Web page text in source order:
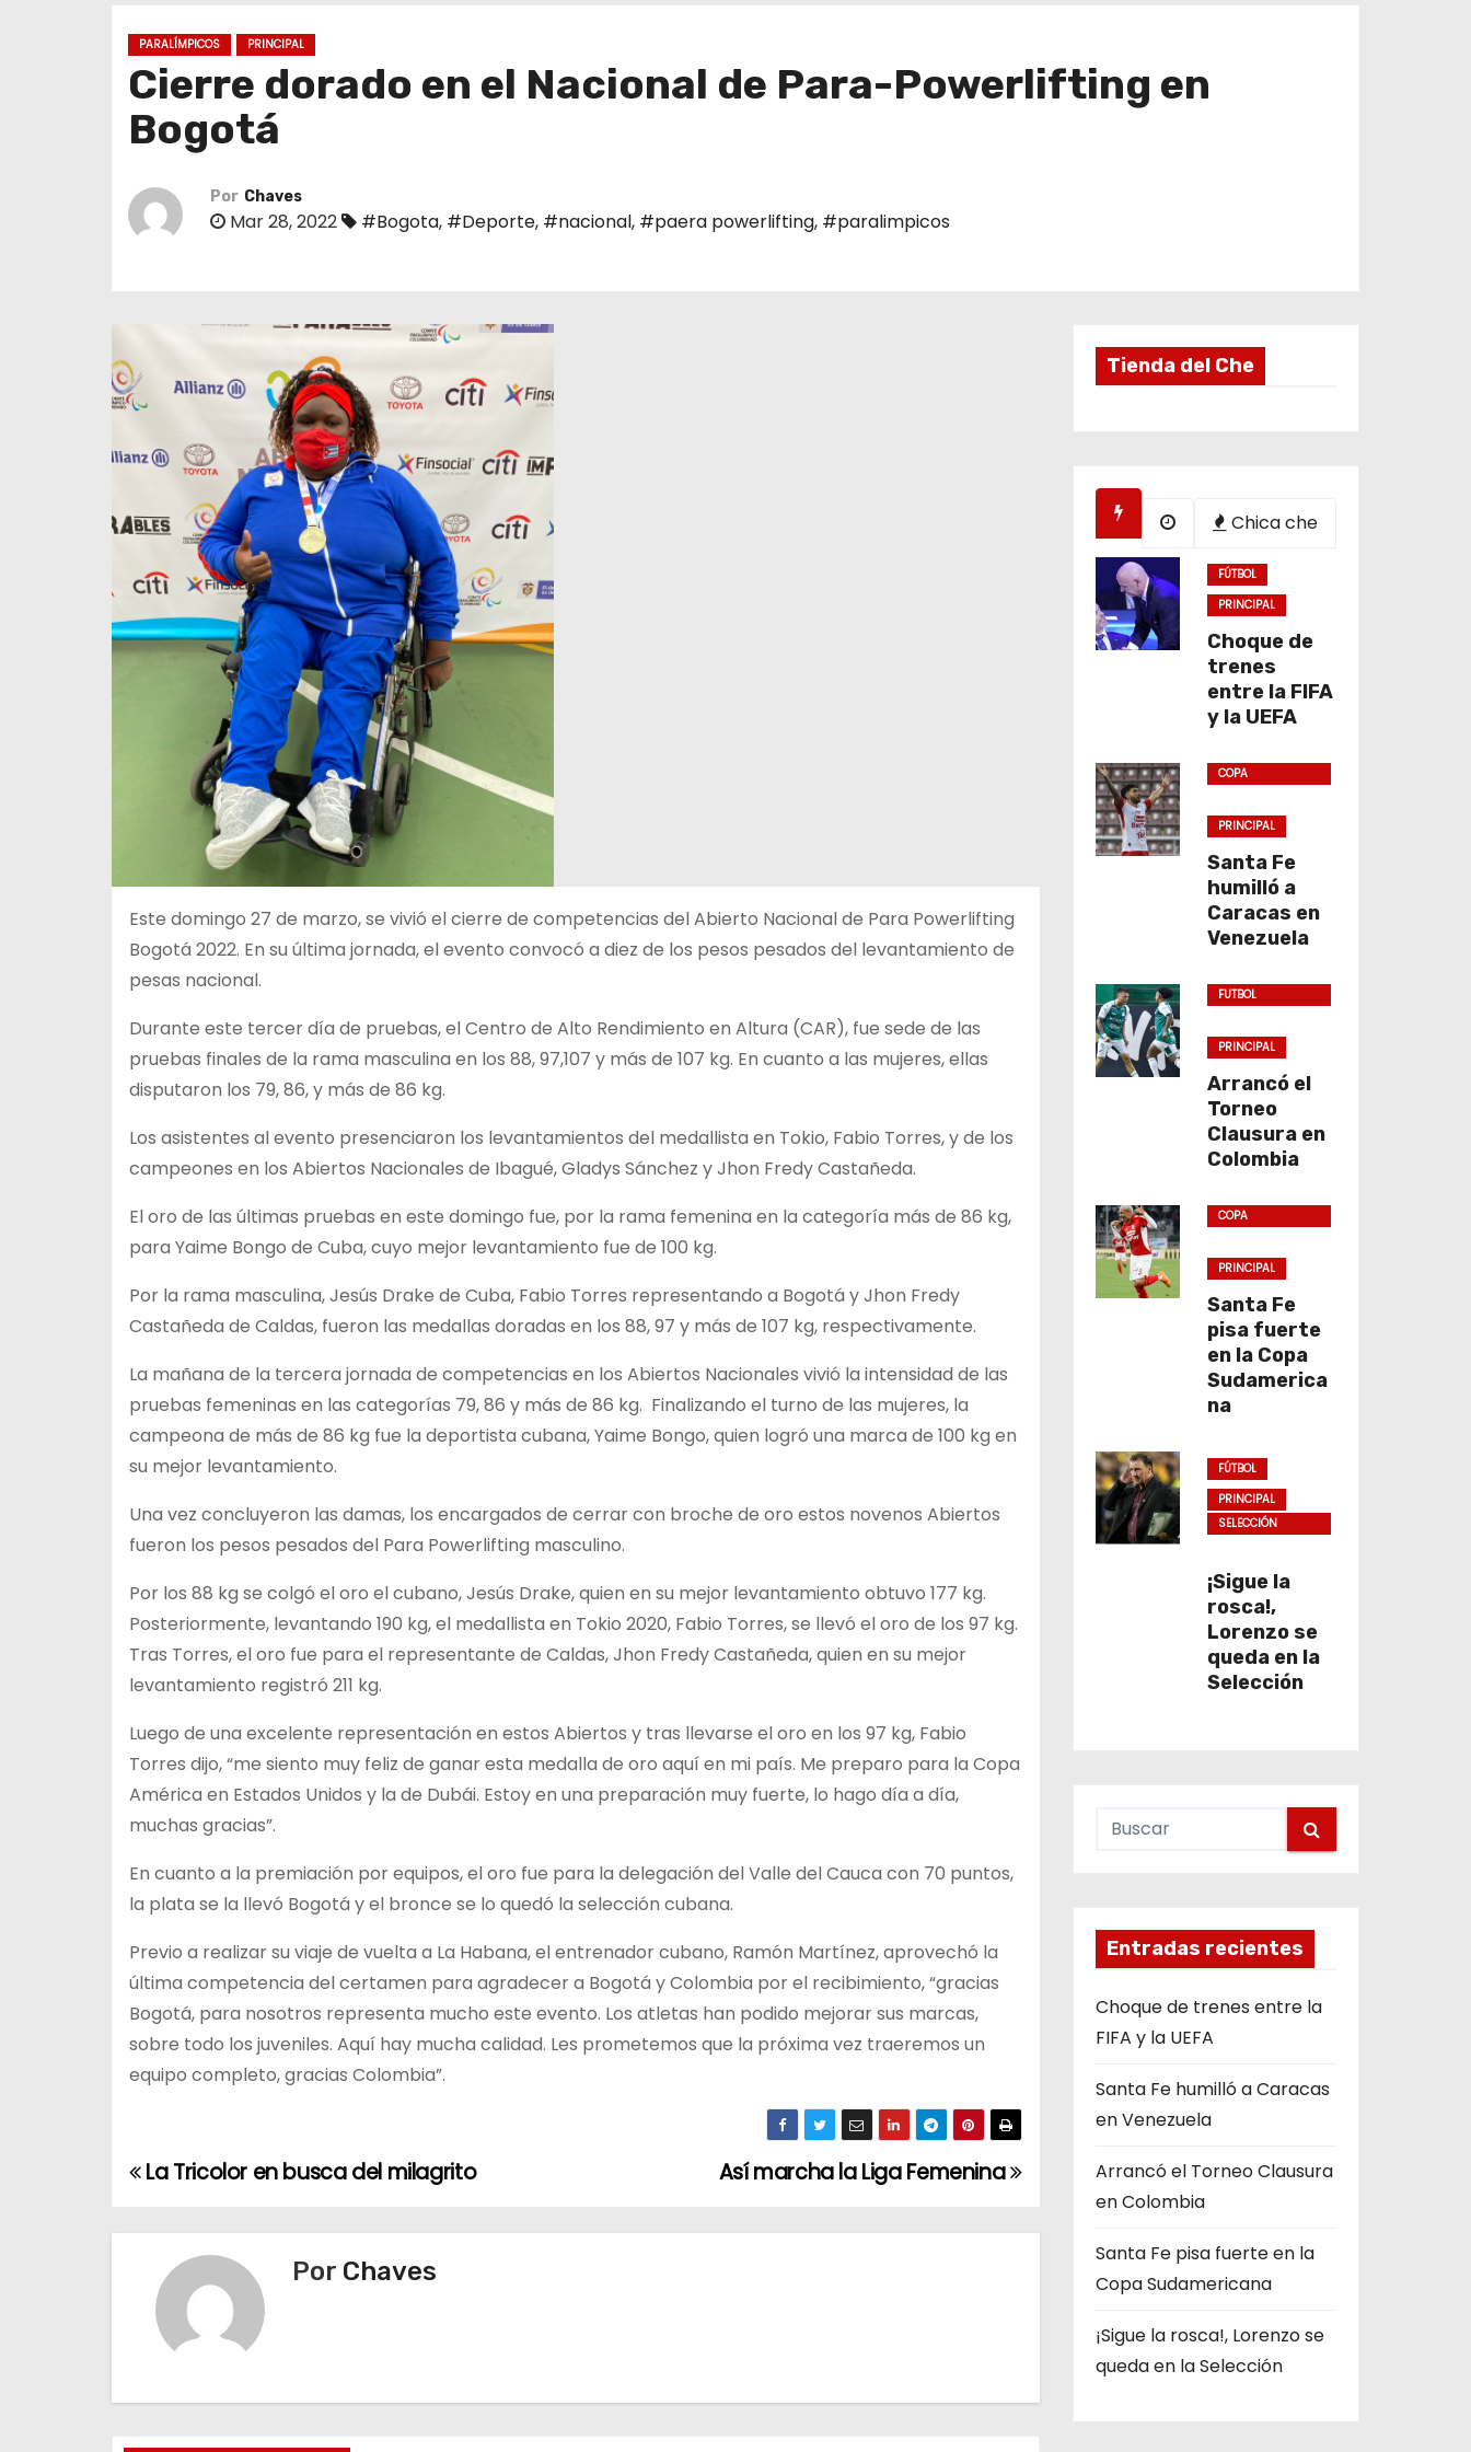
PARALÍMPICOS PRINCIPAL
Cierre dorado en el Nacional de Para-Powerlifting en
Bogotá
Por Chaves
Mar 28, 2022 #Bogota, #Deporte, #nacional, #paera powerlifting, #paralimpicos
Este domingo 27 de marzo, se vivió el cierre de competencias del Abierto Nacional de Para Powerlifting
Bogotá 2022. En su última jornada, el evento convocó a diez de los pesos pesados del levantamiento de
pesas nacional.
Durante este tercer día de pruebas, el Centro de Alto Rendimiento en Altura (CAR), fue sede de las
pruebas finales de la rama masculina en los 88, 97,107 y más de 107 kg. En cuanto a las mujeres, ellas
disputaron los 79, 86, y más de 86 kg.
Los asistentes al evento presenciaron los levantamientos del medallista en Tokio, Fabio Torres, y de los
campeones en los Abiertos Nacionales de Ibagué, Gladys Sánchez y Jhon Fredy Castañeda.
El oro de las últimas pruebas en este domingo fue, por la rama femenina en la categoría más de 86 kg,
para Yaime Bongo de Cuba, cuyo mejor levantamiento fue de 100 kg.
Por la rama masculina, Jesús Drake de Cuba, Fabio Torres representando a Bogotá y Jhon Fredy
Castañeda de Caldas, fueron las medallas doradas en los 88, 97 y más de 107 kg, respectivamente.
La mañana de la tercera jornada de competencias en los Abiertos Nacionales vivió la intensidad de las
pruebas femeninas en las categorías 79, 86 y más de 86 kg. Finalizando el turno de las mujeres, la
campeona de más de 86 kg fue la deportista cubana, Yaime Bongo, quien logró una marca de 100 kg en
su mejor levantamiento.
Una vez concluyeron las damas, los encargados de cerrar con broche de oro estos novenos Abiertos
fueron los pesos pesados del Para Powerlifting masculino.
Por los 88 kg se colgó el oro el cubano, Jesús Drake, quien en su mejor levantamiento obtuvo 177 kg.
Posteriormente, levantando 190 kg, el medallista en Tokio 2020, Fabio Torres, se llevó el oro de los 97 kg.
Tras Torres, el oro fue para el representante de Caldas, Jhon Fredy Castañeda, quien en su mejor
levantamiento registró 211 kg.
Luego de una excelente representación en estos Abiertos y tras llevarse el oro en los 97 kg, Fabio
Torres dijo, “me siento muy feliz de ganar esta medalla de oro aquí en mi país. Me preparo para la Copa
América en Estados Unidos y la de Dubái. Estoy en una preparación muy fuerte, lo hago día a día,
muchas gracias”.
En cuanto a la premiación por equipos, el oro fue para la delegación del Valle del Cauca con 70 puntos,
la plata se la llevó Bogotá y el bronce se lo quedó la selección cubana.
Previo a realizar su viaje de vuelta a La Habana, el entrenador cubano, Ramón Martínez, aprovechó la
última competencia del certamen para agradecer a Bogotá y Colombia por el recibimiento, “gracias
Bogotá, para nosotros representa mucho este evento. Los atletas han podido mejorar sus marcas,
sobre todo los juveniles. Aquí hay mucha calidad. Les prometemos que la próxima vez traeremos un
equipo completo, gracias Colombia”.
N
a
a
Así marcha la Liga Femenina
La Tricolor en busca del milagrito
Por Chaves
Tienda del Che
Chica che
FÚTBOL
PRINCIPAL
Choque de
trenes
entre la FIFA
y la UEFA
COPA
PRINCIPAL
Santa Fe
humilló a
Caracas en
Venezuela
FUTBOL
PRINCIPAL
Arrancó el
Torneo
Clausura en
Colombia
COPA
PRINCIPAL
Santa Fe
pisa fuerte
en la Copa
Sudamerica
na
FÚTBOL
PRINCIPAL
SELECCIÓN
¡Sigue la
rosca!,
Lorenzo se
queda en la
Selección
Entradas recientes
Choque de trenes entre la
FIFA y la UEFA
Santa Fe humilló a Caracas
en Venezuela
Arrancó el Torneo Clausura
en Colombia
Santa Fe pisa fuerte en la
Copa Sudamericana
¡Sigue la rosca!, Lorenzo se
queda en la Selección